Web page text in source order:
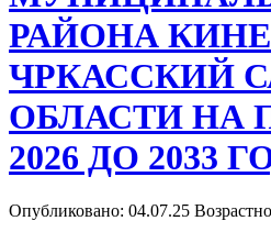
РАЙОНА
ЧРКАССКИЙ
ОБЛАСТИ НА
2026 ДО 2033
Опубликовано: 04.07.25